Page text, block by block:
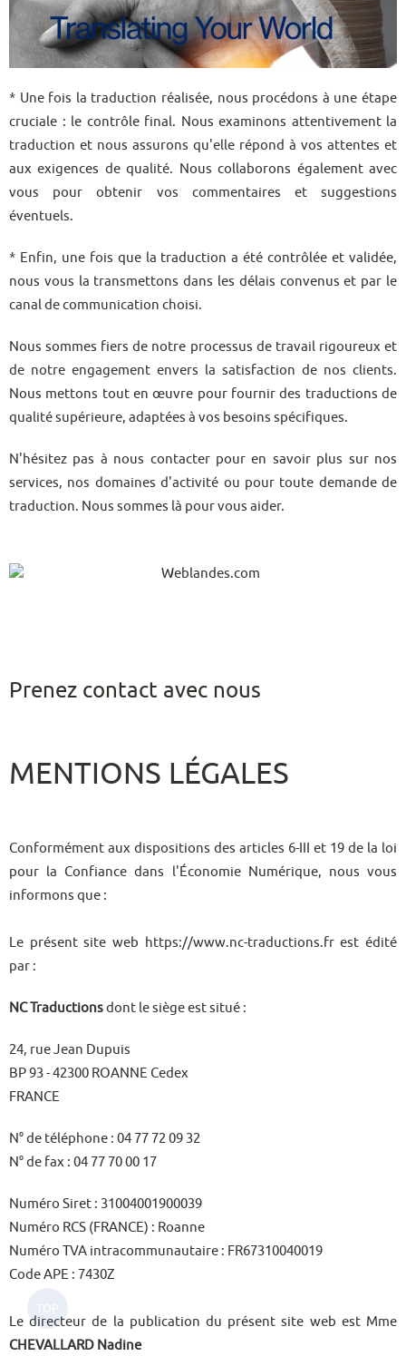
* Une fois la traduction réalisée, nous procédons à une étape
cruciale : le contrôle final. Nous examinons attentivement la
traduction et nous assurons qu'elle répond à vos attentes et
aux exigences de qualité. Nous collaborons également avec
vous pour obtenir vos commentaires et suggestions
éventuels.
* Enfin, une fois que la traduction a été contrôlée et validée,
nous vous la transmettons dans les délais convenus et par le
canal de communication choisi.
Nous sommes fiers de notre processus de travail rigoureux et
de notre engagement envers la satisfaction de nos clients.
Nous mettons tout en œuvre pour fournir des traductions de
qualité supérieure, adaptées à vos besoins spécifiques.
N'hésitez pas à nous contacter pour en savoir plus sur nos
services, nos domaines d'activité ou pour toute demande de
traduction. Nous sommes là pour vous aider.
Prenez contact avec nous
MENTIONS LÉGALES
Conformément aux dispositions des articles 6-III et 19 de la loi
pour la Confiance dans l'Économie Numérique, nous vous
informons que :
Le présent site web https://www.nc-traductions.fr est édité
par :
NC Traductionsdont le siège est situé :
24, rue Jean Dupuis
BP 93 - 42300 ROANNE Cedex
FRANCE
N° de téléphone : 04 77 72 09 32
N° de fax : 04 77 70 00 17
Numéro Siret : 31004001900039
Numéro RCS (FRANCE) : Roanne
Numéro TVA intracommunautaire : FR67310040019
Code APE : 7430Z
Le directeur de la publication du présent site web est Mme
CHEVALLARD Nadine